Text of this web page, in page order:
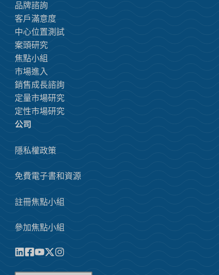
品牌諮詢
客戶滿意度
中心位置測試
案頭研究
焦點小組
市場進入
銷售成長諮詢
定量市場研究
定性市場研究
公司
隱私權政策
免費電子書和資源
註冊焦點小組
參加焦點小組